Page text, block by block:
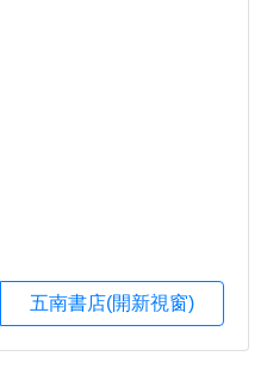
五南書店(開新視窗)